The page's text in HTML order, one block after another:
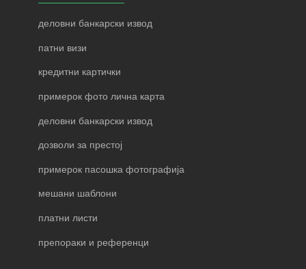
деловни банкарски извод
патни визи
кредитни картички
примерок фото лична карта
деловни банкарски извод
дозволи за престој
примерок пасошка фотографија
мешани шаблони
платни листи
препораки и референци